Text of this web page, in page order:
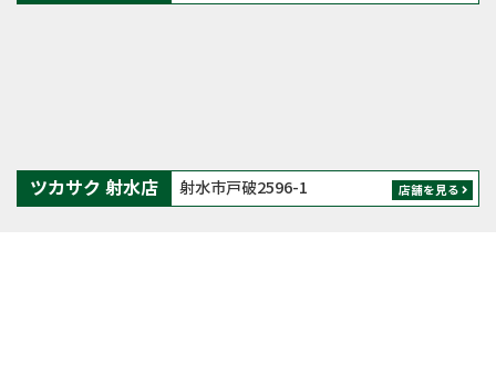
ツカサク 射水店 射水市戸破2596-1 店舗を見る